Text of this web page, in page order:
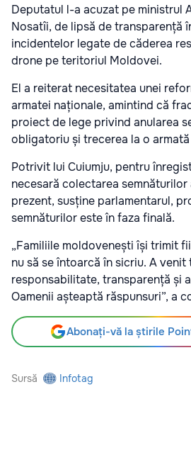
Deputatul l-a acuzat pe ministrul
Nosatîi, de lipsă de transparență
incidentelor legate de căderea
drone pe teritoriul Moldovei.
El a reiterat necesitatea unei
armatei naționale, amintind că
proiect de lege privind anularea
obligatoriu și trecerea la o
Potrivit lui Cuiumju, pentru
necesară colectarea
prezent, susține parlamentarul,
semnăturilor este în faza finală.
„Familiile moldovenești își trimit
nu să se întoarcă în sicriu. A
responsabilitate, transparență și
Oamenii așteaptă răspunsuri”, a
Abonați-vă la știrile
Sursă Infotag